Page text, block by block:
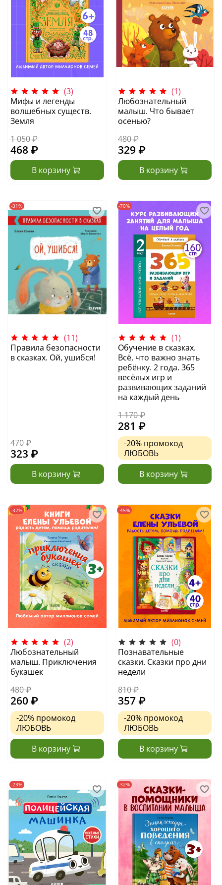
(3)
Мифы и легенды
волшебных существ.
Земля
1 050 ₽
468 ₽
В корзину
(1)
Любознательный
малыш. Что бывает
осенью?
480 ₽
329 ₽
В корзину
-31%
(11)
Правила безопасности
в сказках. Ой, ушибся!
470 ₽
323 ₽
В корзину
-70%
(1)
Обучение в сказках.
Всё, что важно знать
ребёнку. 2 года. 365
весёлых игр и
развивающих заданий
на каждый день
1 170 ₽
281 ₽
-20% промокод
ЛЮБОВЬ
В корзину
-32%
(2)
Любознательный
малыш. Приключения
букашек
480 ₽
260 ₽
-20% промокод
ЛЮБОВЬ
В корзину
-45%
(0)
Познавательные
сказки. Сказки про дни
недели
810 ₽
357 ₽
-20% промокод
ЛЮБОВЬ
В корзину
-23% -32%